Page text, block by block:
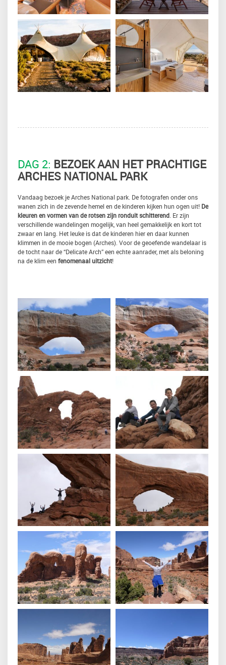
DAG 2: BEZOEK AAN HET PRACHTIGE
ARCHES NATIONAL PARK
Vandaag bezoek je Arches National park. De fotografen onder ons
wanen zich in de zevende hemel en de kinderen kijken hun ogen uit! De
kleuren en vormen van de rotsen zijn ronduit schitterend . Er zijn
verschillende wandelingen mogelijk, van heel gemakkelijk en kort tot
zwaar en lang. Het leuke is dat de kinderen hier en daar kunnen
klimmen in de mooie bogen (Arches). Voor de geoefende wandelaar is
de tocht naar de “Delicate Arch” een echte aanrader, met als beloning
na de klim een fenomenaal uitzicht!